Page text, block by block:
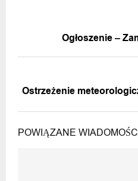
Ogłoszenie –
Ostrzeżenie
POWIĄZANE